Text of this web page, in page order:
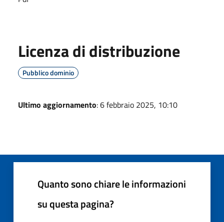
Licenza di distribuzione
Pubblico dominio
Ultimo aggiornamento: 6 febbraio 2025, 10:10
Quanto sono chiare le informazioni
su questa pagina?